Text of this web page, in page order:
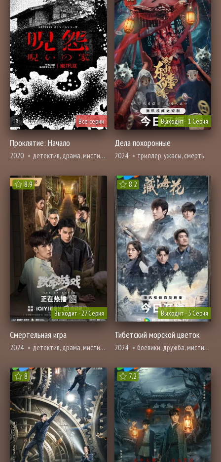
Все серии
18+
Проклятие: Начало
2020 детектив, драма, мистика, убийство, про призраков, демонов и сверхъестественное, триллер, ужасы, смерть
Выходит - 1 Серия
Дела похоронные
2024 триллер, ужасы, смерть
8.9
Выходит - 27 Серия
Смертельная игра
2024 детектив, драма, мистика, комедия, броманс, ужасы, фэнтези
8.2
Выходит - 5 Серия
Тибетский морской цветок
2024 боевики, дружба, мистика, приключения, броманс, расследование, ужасы
8 7.2